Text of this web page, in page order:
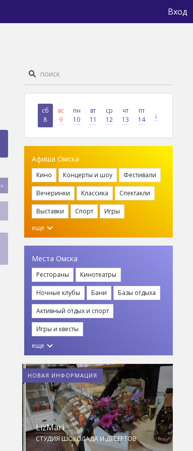
Вход
сб
8
вс
9
пн
10
вт
11
ср
12
чт
13
пт
14
↓
Афиша Омска
Кино Концерты и шоу Фестивали
Вечеринки Классика Спектакли
Выставки Спорт
Игры
еще
Места Омска
Рестораны Кинотеатры
Ночные клубы Бани Базы отдыха
Активный отдых и спорт
Игры и квесты
еще
НОВАЯ ИНФОРМАЦИЯ
LizMari
СТУДИЯ ШОКОЛАДА И ДЕСЕРТОВ